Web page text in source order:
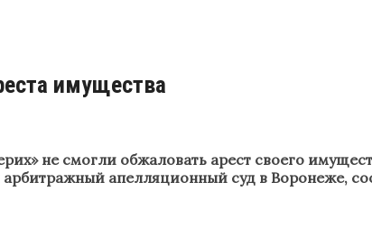
имущества
не смогли обжаловать арест своего
апелляционный суд в Воронеже,